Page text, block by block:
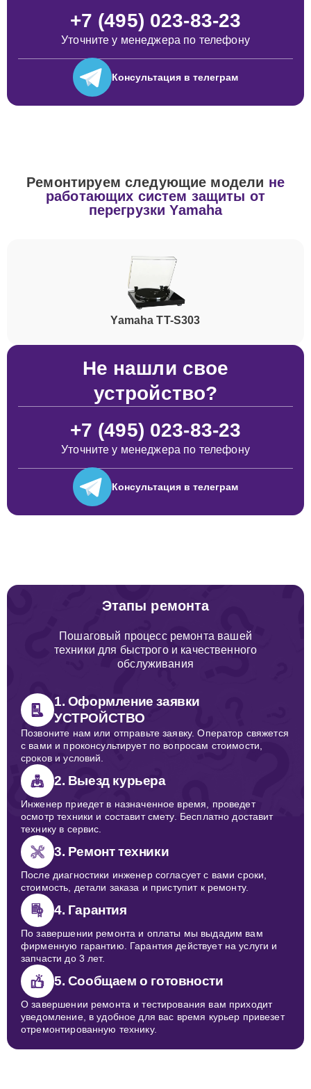
+7 (495) 023-83-23
Уточните у менеджера по телефону
Консультация в телеграм
Ремонтируем следующие модели не
работающих систем защиты от
перегрузки Yamaha
Yamaha TT-S303
Не нашли свое
устройство?
+7 (495) 023-83-23
Уточните у менеджера по телефону
Консультация в телеграм
Этапы ремонта
Пошаговый процесс ремонта вашей
техники для быстрого и качественного
обслуживания
1. Оформление заявки
УСТРОЙСТВО
Позвоните нам или отправьте заявку. Оператор свяжется
с вами и проконсультирует по вопросам стоимости,
сроков и условий.
2. Выезд курьера
Инженер приедет в назначенное время, проведет
осмотр техники и составит смету. Бесплатно доставит
технику в сервис.
3. Ремонт техники
После диагностики инженер согласует с вами сроки,
стоимость, детали заказа и приступит к ремонту.
4. Гарантия
По завершении ремонта и оплаты мы выдадим вам
фирменную гарантию. Гарантия действует на услуги и
запчасти до 3 лет.
5. Сообщаем о готовности
О завершении ремонта и тестирования вам приходит
уведомление, в удобное для вас время курьер привезет
отремонтированную технику.